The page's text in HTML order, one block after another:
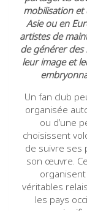
mobilisation et
Asie ou en
artistes de
de générer
leur image et
Un fan club
organisée
ou d’une
choisissent
de suivre ses
son œuvre.
véritables
les pays